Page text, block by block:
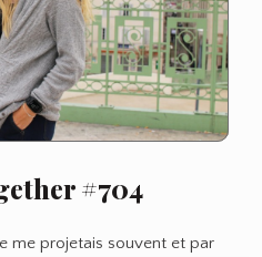
#704
me projetais souvent et par